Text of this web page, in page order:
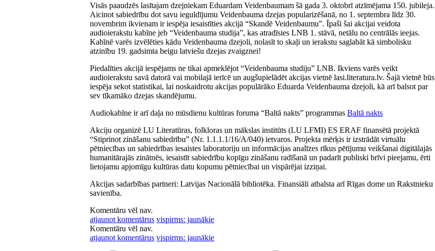
Visās paaudzēs lasītajam dzejniekam Eduardam Veidenbaumam šā gada 3. oktobrī atzīmējama 150. jubileja.
Aicinot sabiedrību dot savu ieguldījumu Veidenbauma dzejas popularizēšanā, no 1. septembra līdz 30.
novembrim ikvienam ir iespēja iesaistīties akcijā “Skandē Veidenbaumu”. Īpaši šai akcijai veidota
audioierakstu kabīne jeb “Veidenbauma studija”, kas atradīsies LNB 1. stāvā, netālu no centrālās ieejas.
Kabīnē varēs izvēlēties kādu Veidenbauma dzejoli, nolasīt to skaļi un ierakstu saglabāt kā simbolisku
atzinību 19. gadsimta beigu latviešu dzejas zvaigznei!
Piedalīties akcijā iespējams ne tikai apmeklējot “Veidenbauma studiju” LNB. Ikviens varēs veikt
audioierakstu savā datorā vai mobilajā ierīcē un augšupielādēt akcijas vietnē lasi.literatura.lv. Šajā vietnē būs
iespēja sekot statistikai, lai noskaidrotu akcijas populārāko Eduarda Veidenbauma dzejoli, kā arī balsot par
sev tīkamāko dzejas skandējumu.
Audiokabīne ir arī daļa no mūsdienu kultūras foruma “Baltā nakts” programmas Baltā nakts
Akciju organizē LU Literatūras, folkloras un mākslas institūts (LU LFMI) ES ERAF finansētā projektā
“Stiprinot zināšanu sabiedrību” (Nr. 1.1.1.1/16/A/040) ietvaros. Projekta mērķis ir izstrādāt virtuālu
pētniecības un sabiedrības iesaistes laboratoriju un informācijas analīzes rīkus pētījumu veikšanai digitālajās
humanitārajās zinātnēs, iesaistīt sabiedrību kopīgu zināšanu radīšanā un padarīt publiski brīvi pieejamu, ērti
lietojamu apjomīgu kultūras datu kopumu pētniecībai un vispārējai izziņai.
Akcijas sadarbības partneri: Latvijas Nacionālā bibliotēka. Finansiāli atbalsta arī Rīgas dome un Rakstnieku
savienība.
Komentāru vēl nav.
atjaunot komentārus vispirms: jaunākie
Komentāru vēl nav.
atjaunot komentārus vispirms: jaunākie